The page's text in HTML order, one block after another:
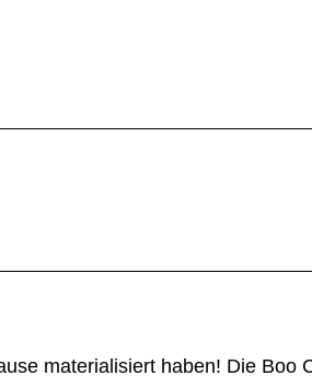
materialisiert haben! Die Boo